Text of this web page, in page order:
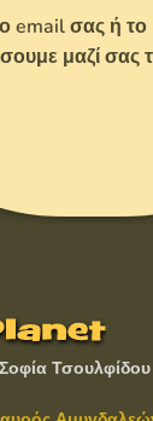
email σας ή το
μαζί σας
Τσουλφίδου